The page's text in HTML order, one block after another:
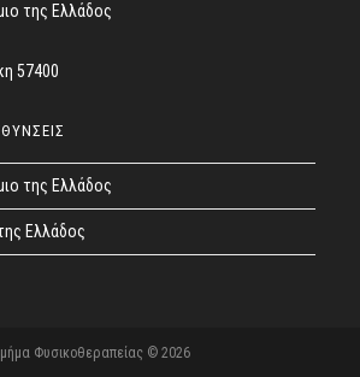
της Ελλάδος
57400
της Ελλάδος
Ελλάδος
Φυσικοθεραπείας © 2026